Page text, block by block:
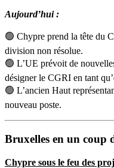
Aujourd’hui :
🟢 Chypre prend la tête du
division non résolue.
🟢 L’UE prévoit de
désigner le CGRI en tant
🟢 L’ancien Haut
nouveau poste.
Bruxelles en un coup
Chypre sous le feu des